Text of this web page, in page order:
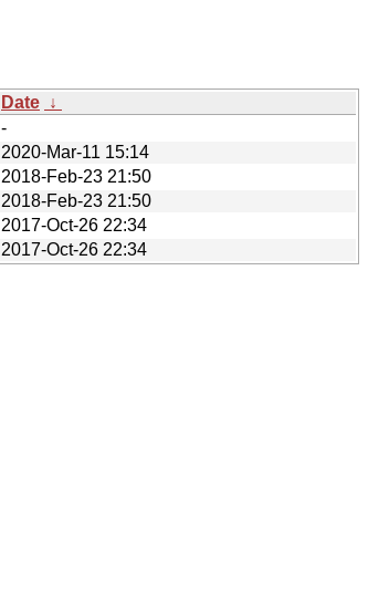
Date ↓
-
2020-Mar-11 15:14
2018-Feb-23 21:50
2018-Feb-23 21:50
2017-Oct-26 22:34
2017-Oct-26 22:34